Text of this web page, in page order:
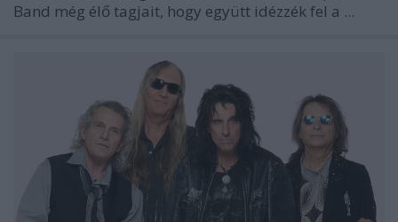
Band még élő tagjait, hogy együtt idézzék fel a ...